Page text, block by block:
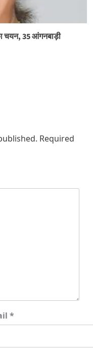
चयन, 35 आंगनबाड़ी
Required
*